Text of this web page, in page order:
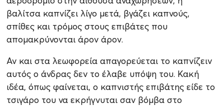
βαλίτσα καπνίζει λίγο μετά, βγάζει καπνούς,
σπίθες και τρόμος στους επιβάτες που
απομακρύνονται άρον άρον.
Αν και στα λεωφορεία απαγορεύεται το καπνίζειν
αυτός ο άνδρας δεν το έλαβε υπόψη του. Κακή
ιδέα, όπως φαίνεται, ο καπνιστής επιβάτης είδε το
τσιγάρο του να εκρήγνυται σαν βόμβα στο